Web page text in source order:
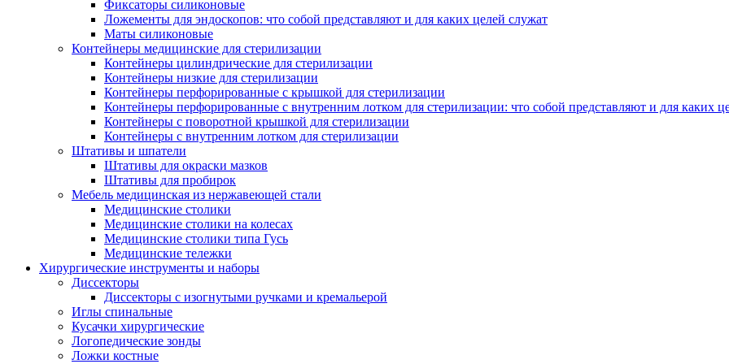
Фиксаторы силиконовые
Ложементы для эндоскопов: что собой представляют и для каких целей служат
Маты силиконовые
Контейнеры медицинские для стерилизации
Контейнеры цилиндрические для стерилизации
Контейнеры низкие для стерилизации
Контейнеры перфорированные с крышкой для стерилизации
Контейнеры перфорированные с внутренним лотком для стерилизации: что собой представляют и для каких
Контейнеры с поворотной крышкой для стерилизации
Контейнеры с внутренним лотком для стерилизации
Штативы и шпатели
Штативы для окраски мазков
Штативы для пробирок
Мебель медицинская из нержавеющей стали
Медицинские столики
Медицинские столики на колесах
Медицинские столики типа Гусь
Медицинские тележки
Хирургические инструменты и наборы
Диссекторы
Диссекторы с изогнутыми ручками и кремальерой
Иглы спинальные
Кусачки хирургические
Логопедические зонды
Ложки костные